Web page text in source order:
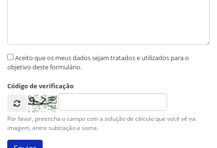
Aceito que os meus dados sejam tratados e utilizados para o
objetivo deste formulário.
Código de verificação
Por favor, preencha o campo com a solução de cálculo que você vê na
imagem, entre subtração e soma.